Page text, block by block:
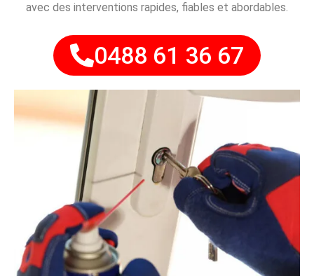
avec des interventions rapides, fiables et abordables.
0488 61 36 67